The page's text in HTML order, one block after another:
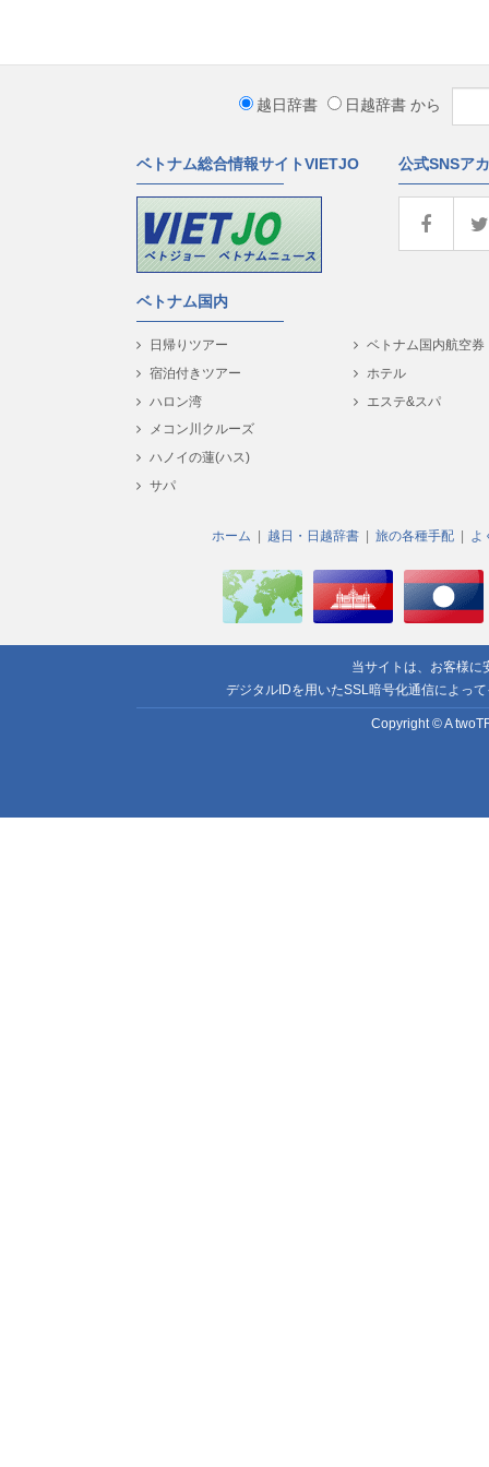
越日辞書 日越辞書 から
ベトナム総合情報サイトVIETJO 公式SNSア
ベトナム国内
日帰りツアー
宿泊付きツアー
ハロン湾
メコン川クルーズ
ハノイの蓮(ハス)
サパ
ベトナム国内航空券
ホテル
エステ&スパ
ホーム 越日・日越辞書 旅の各種手配 よ
当サイトは、お客様に
デジタルIDを用いたSSL暗号化通信によっ
Copyright © A